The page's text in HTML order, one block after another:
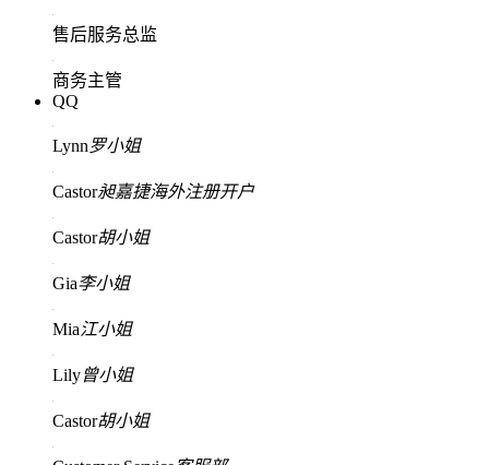
售后服务总监
商务主管
QQ
Lynn罗小姐
Castor昶嘉捷海外注册开户
Castor胡小姐
Gia李小姐
Mia江小姐
Lily曾小姐
Castor胡小姐